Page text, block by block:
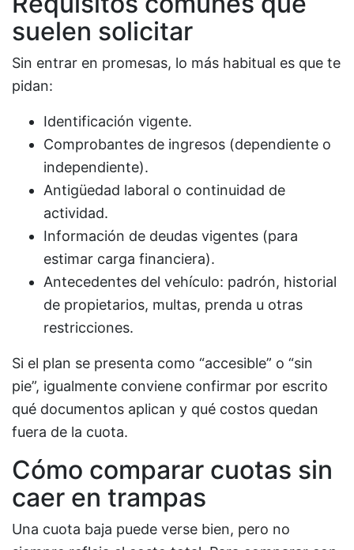
suelen solicitar
Sin entrar en promesas, lo más habitual es que te
pidan:
Identificación vigente.
Comprobantes de ingresos (dependiente o
independiente).
Antigüedad laboral o continuidad de
actividad.
Información de deudas vigentes (para
estimar carga financiera).
Antecedentes del vehículo: padrón, historial
de propietarios, multas, prenda u otras
restricciones.
Si el plan se presenta como “accesible” o “sin
pie”, igualmente conviene confirmar por escrito
qué documentos aplican y qué costos quedan
fuera de la cuota.
Cómo comparar cuotas sin
caer en trampas
Una cuota baja puede verse bien, pero no